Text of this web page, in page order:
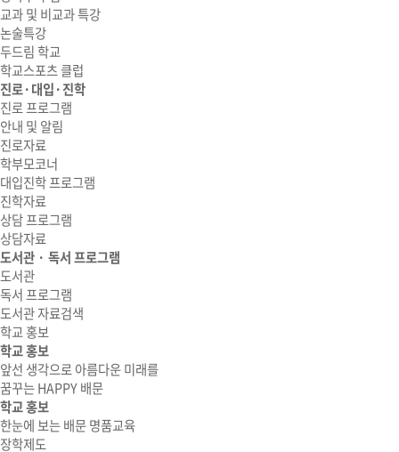
교과 및 비교과 특강
논술특강
두드림 학교
학교스포츠 클럽
진로·대입·진학
진로 프로그램
안내 및 알림
진로자료
학부모코너
대입진학 프로그램
진학자료
상담 프로그램
상담자료
도서관 · 독서 프로그램
도서관
독서 프로그램
도서관 자료검색
학교 홍보
학교 홍보
앞선 생각으로 아름다운 미래를
꿈꾸는 HAPPY 배문
학교 홍보
한눈에 보는 배문 명품교육
장학제도